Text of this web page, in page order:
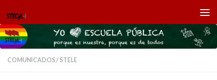
Saltar al contenido
COMUNICADOS/ STELE